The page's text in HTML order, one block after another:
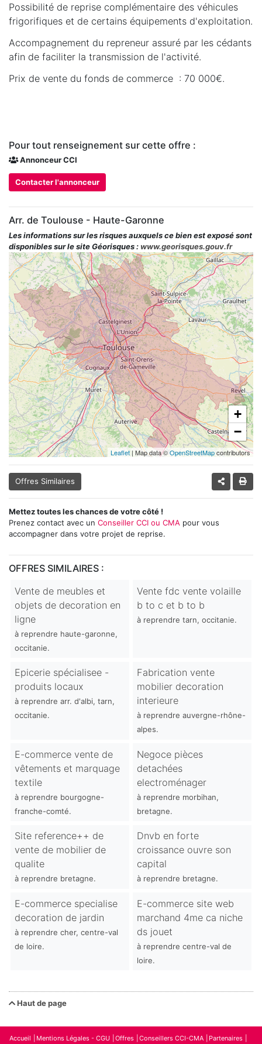
Possibilité de reprise complémentaire des véhicules
frigorifiques et de certains équipements d'exploitation.
Accompagnement du repreneur assuré par les cédants
afin de faciliter la transmission de l'activité.
Prix de vente du fonds de commerce : 70 000€.
Pour tout renseignement sur cette offre :
Annonceur CCI
Contacter l'annonceur
Arr. de Toulouse - Haute-Garonne
Les informations sur les risques auxquels ce bien est exposé sont
disponibles sur le site Géorisques : www.georisques.gouv.fr
+
−
Leaflet | Map data ©OpenStreetMapcontributors
Offres Similaires
Mettez toutes les chances de votre côté !
Prenez contact avec un Conseiller CCI ou CMA pour vous
accompagner dans votre projet de reprise.
OFFRES SIMILAIRES :
Vente de meubles et
objets de decoration en
ligne
à reprendre haute-garonne,
occitanie.
Vente fdc vente volaille
b to c et b to b
à reprendre tarn, occitanie.
Epicerie spécialisee -
produits locaux
à reprendre arr. d'albi, tarn,
occitanie.
Fabrication vente
mobilier decoration
interieure
à reprendre auvergne-rhône-
alpes.
E-commerce vente de
vêtements et marquage
textile
à reprendre bourgogne-
franche-comté.
Negoce pièces
detachées
electroménager
à reprendre morbihan,
bretagne.
Site reference++ de
vente de mobilier de
qualite
à reprendre bretagne.
Dnvb en forte
croissance ouvre son
capital
à reprendre bretagne.
E-commerce specialise
decoration de jardin
à reprendre cher, centre-val
de loire.
E-commerce site web
marchand 4me ca niche
ds jouet
à reprendre centre-val de
loire.
Haut de page
Accueil Mentions Légales - CGU Offres Conseillers CCI-CMA Partenaires